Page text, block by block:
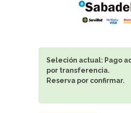
Seleción actual: Pago
por transferencia.
Reserva por confirmar.